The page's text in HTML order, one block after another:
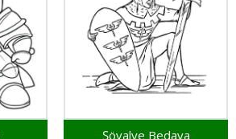
Şövalye Bedava